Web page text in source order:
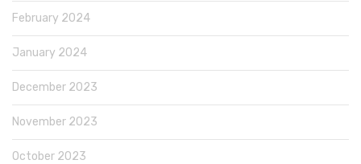
February 2024
January 2024
December 2023
November 2023
October 2023